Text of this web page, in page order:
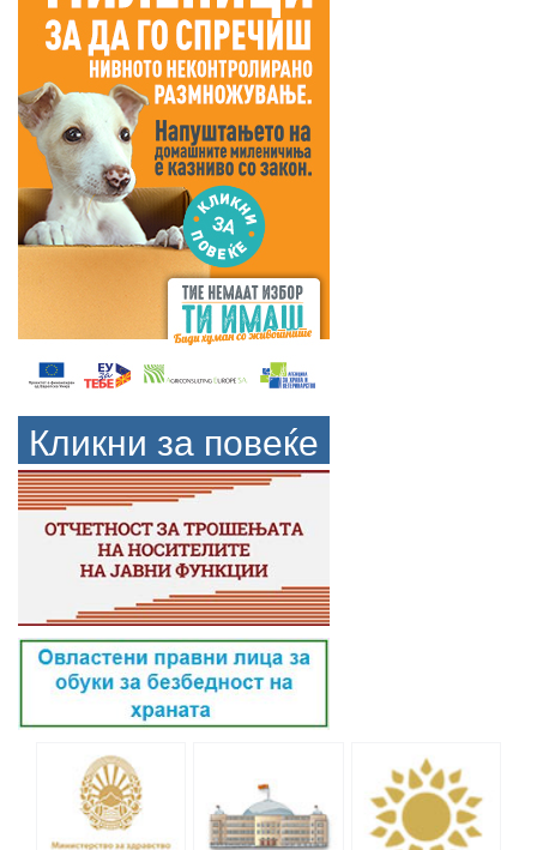
Кликни за повеќе